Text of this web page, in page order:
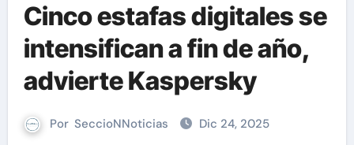
Cinco estafas digitales se
intensifican a fin de año,
advierte Kaspersky
Por SeccioNNoticias Dic 24, 2025